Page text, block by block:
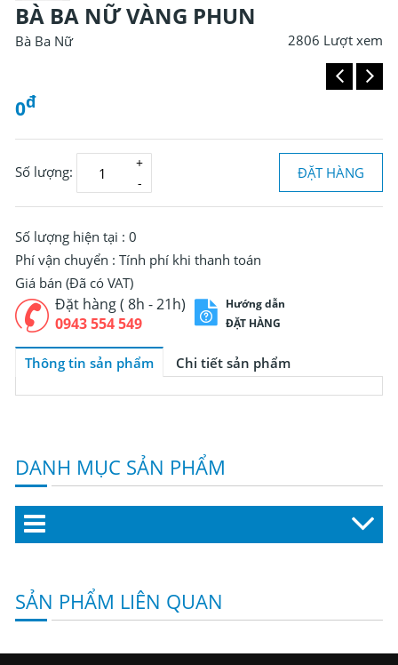
BÀ BA NỮ VÀNG PHUN
Bà Ba Nữ 2806 Lượt xem
0đ
Số lượng: ĐẶT HÀNG
0Đ
Số lượng hiện tại : 0
Phí vận chuyển : Tính phí khi thanh toán
Giá bán (Đã có VAT)
Đặt hàng ( 8h - 21h)
0943 554 549
Hướng dẫn
ĐẶT HÀNG
Thông tin sản phẩm Chi tiết sản phẩm
DANH MỤC SẢN PHẨM
SẢN PHẨM LIÊN QUAN